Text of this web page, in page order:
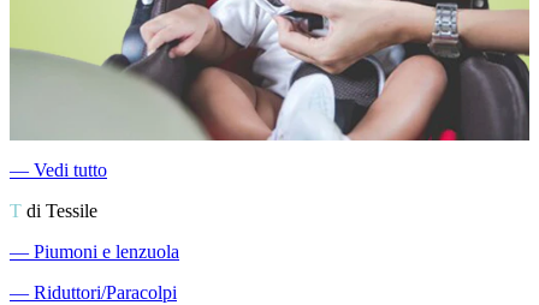
― Vedi tutto
T di Tessile
― Piumoni e lenzuola
― Riduttori/Paracolpi